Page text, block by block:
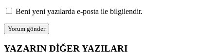
Beni yeni yazılarda e-posta ile bilgilendir.
YAZARIN DİĞER YAZILARI